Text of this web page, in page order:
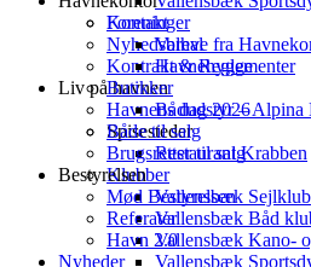
Foreninger
Valhal
Havnehygge
Butikker
Bådudstyr – Alpina
Både til salg
Brugsretter til salg
Bestyrelsen
Mød Bestyrelsen
Referater
Havn 2.0
Nyheder
Kontakt
Nyhedsbreve fra
Kontrakt & Reglementer
Liv på havnen
Havnens dag 2026
Spisesteder
Restaurant Krabben
Klubber
Vallensbæk Sejlklub
Vallensbæk Båd
Vallensbæk Kano-
Vallensbæk